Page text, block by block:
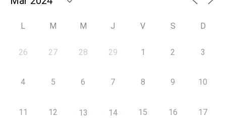
L M M J V S D
26 27 28 29 1 2 3
4 5 6 7 8 9 10
11 12 13 14 15 16 17